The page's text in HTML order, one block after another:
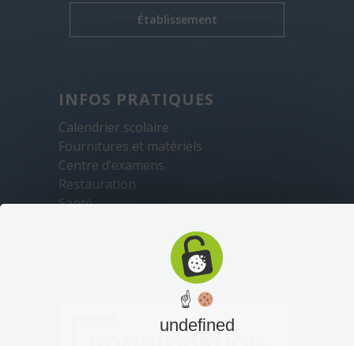
Établissement
INFOS PRATIQUES
Calendrier scolaire
Fournitures et matériels
Centre d’examens
Restauration
Santé
☝
undefined